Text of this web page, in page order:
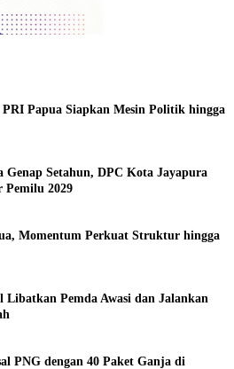
Papua Siapkan Mesin Politik hingga
Genap Setahun, DPC Kota Jayapura
Pemilu 2029
Momentum Perkuat Struktur hingga
Libatkan Pemda Awasi dan Jalankan
PNG dengan 40 Paket Ganja di